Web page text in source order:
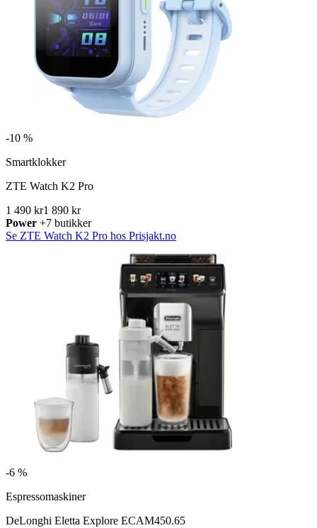
-10 %
Smartklokker
ZTE Watch K2 Pro
1 490 kr1 890 kr
Power +7 butikker
Se ZTE Watch K2 Pro hos Prisjakt.no
-6 %
Espressomaskiner
DeLonghi Eletta Explore ECAM450.65